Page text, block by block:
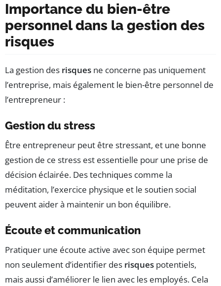
Importance du bien-être
personnel dans la gestion des
risques
La gestion des risques ne concerne pas uniquement
l’entreprise, mais également le bien-être personnel de
l’entrepreneur :
Gestion du stress
Être entrepreneur peut être stressant, et une bonne
gestion de ce stress est essentielle pour une prise de
décision éclairée. Des techniques comme la
méditation, l’exercice physique et le soutien social
peuvent aider à maintenir un bon équilibre.
Écoute et communication
Pratiquer une écoute active avec son équipe permet
non seulement d’identifier des risques potentiels,
mais aussi d’améliorer le lien avec les employés. Cela